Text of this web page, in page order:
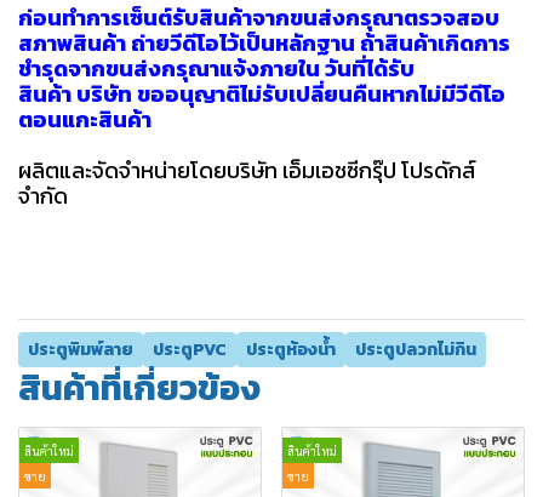
ก่อนทำการเซ็นต์รับสินค้าจากขนส่งกรุณาตรวจสอบ
สภาพสินค้า ถ่ายวีดีโอไว้เป็นหลักฐาน ถ้าสินค้าเกิดการ
ชำรุดจากขนส่งกรุณาแจ้งภายใน วันที่ได้รับ
สินค้า บริษัท ขออนุญาติไม่รับเปลี่ยนคืนหากไม่มีวีดีโอ
ตอนแกะสินค้า
ผลิตและจัดจำหน่ายโดยบริษัท เอ็มเอชซีกรุ๊ป โปรดักส์
จำกัด
ประตูพิมพ์ลาย ประตูPVC ประตูห้องน้ำ ประตูปลวกไม่กิน
สินค้าที่เกี่ยวข้อง
สินค้าใหม่
ขาย
สินค้าใหม่
ขาย